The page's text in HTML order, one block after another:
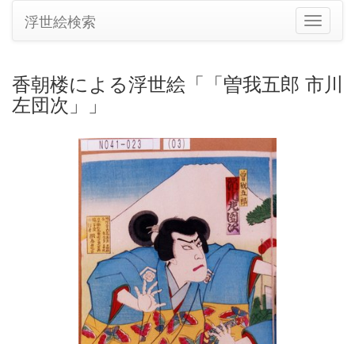
ナ
ビ
シ
浮世絵検索
香朝楼による浮世絵「「曽我五郎 市川
左団次」」